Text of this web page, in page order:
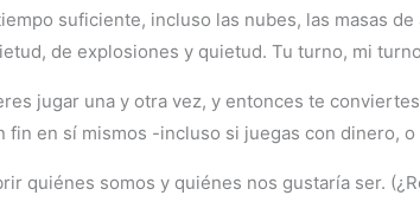
suficiente, incluso las nubes, las masas de
de explosiones y quietud. Tu turno, mi
jugar una y otra vez, y entonces te
en sí mismos -incluso si juegas con dinero,
quiénes somos y quiénes nos gustaría ser.